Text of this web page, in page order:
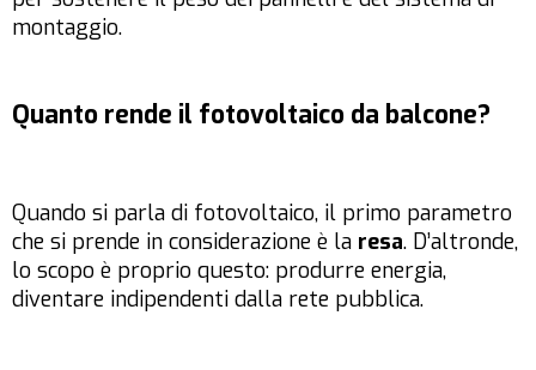
montaggio.
Quanto rende il fotovoltaico da balcone?
Quando si parla di fotovoltaico, il primo parametro
che si prende in considerazione è la resa. D’altronde,
lo scopo è proprio questo: produrre energia,
diventare indipendenti dalla rete pubblica.